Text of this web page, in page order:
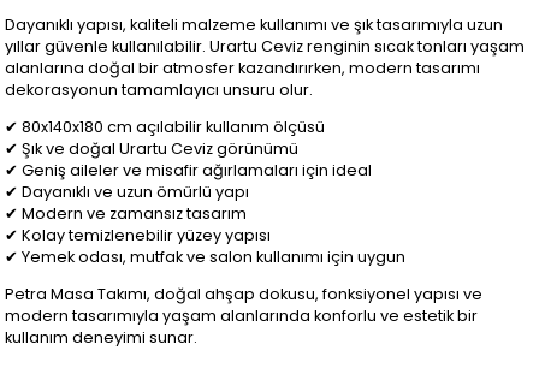
Dayanıklı yapısı, kaliteli malzeme kullanımı ve şık tasarımıyla uzun
yıllar güvenle kullanılabilir. Urartu Ceviz renginin sıcak tonları yaşam
alanlarına doğal bir atmosfer kazandırırken, modern tasarımı
dekorasyonun tamamlayıcı unsuru olur.
✔ 80x140x180 cm açılabilir kullanım ölçüsü
✔ Şık ve doğal Urartu Ceviz görünümü
✔ Geniş aileler ve misafir ağırlamaları için ideal
✔ Dayanıklı ve uzun ömürlü yapı
✔ Modern ve zamansız tasarım
✔ Kolay temizlenebilir yüzey yapısı
✔ Yemek odası, mutfak ve salon kullanımı için uygun
Petra Masa Takımı, doğal ahşap dokusu, fonksiyonel yapısı ve
modern tasarımıyla yaşam alanlarında konforlu ve estetik bir
kullanım deneyimi sunar.